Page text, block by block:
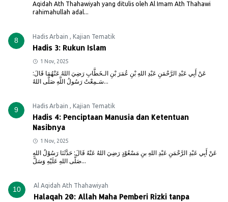
Aqidah Ath Thahawiyah yang ditulis oleh Al Imam Ath Thahawi
rahimahullah adal...
8 Hadis Arbain , Kajian Tematik
Hadis 3: Rukun Islam
1 Nov, 2025
عَنْ أَبِي عَبْدِ الرَّحْمَنِ عَبْدِ اللهِ بْنِ عُمَرَ بْنِ الـخَطَّابِ رَضِيَ اللهُ عَنْهُمَا قَالَ:
سَـمِعْتُ رَسُولُ اللَّهِ صَلَّى اللهُ...
9 Hadis Arbain , Kajian Tematik
Hadis 4: Penciptaan Manusia dan Ketentuan
Nasibnya
1 Nov, 2025
عَنْ أَبِي عَبْدِ الرَّحْمَنِ عَبْدِ اللهِ بنِ مَسْعُوْدٍ رَضِيَ اللهُ عَنْهُ قَالَ: حَدَّثَنَا رَسُوْلُ اللهِ
صَلَّى اللهِ عَلَيْهِ وَسَلَّ...
10 Al Aqidah Ath Thahawiyah
Halaqah 20: Allah Maha Pemberi Rizki tanpa